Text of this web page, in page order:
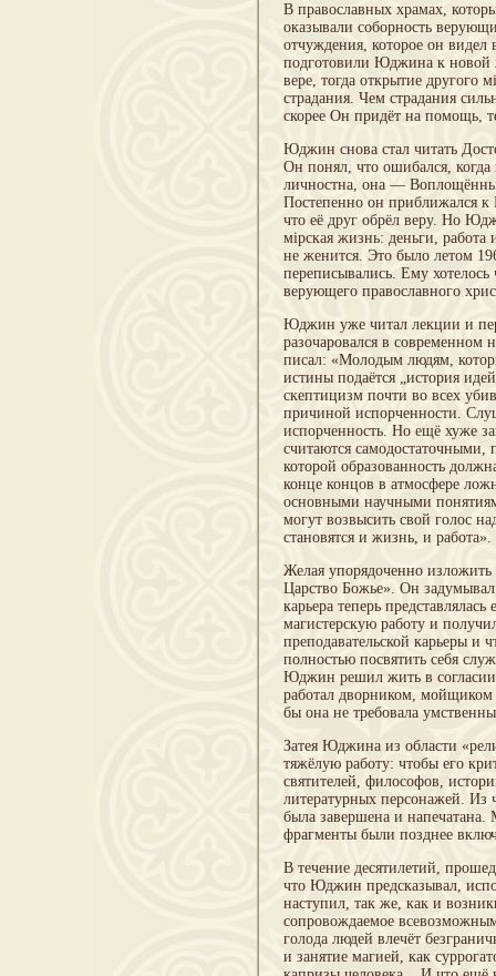
В православных храмах,
оказывали соборность
отчуждения, которое он видел
подготовили Юджина к новой
вере, тогда открытие другого
страдания. Чем страдания
скорее Он придёт на помощь,
Юджин снова стал читать
Он понял, что ошибался,
личностна, она —
Постепенно он приближался к
что её друг обрёл веру. Но
мірская жизнь: деньги,
не женится. Это было летом
переписывались. Ему
верующего православного
Юджин уже читал лекции и
разочаровался в современном
писал: «Молодым людям,
истины подаётся „история
скептицизм почти во всех
причиной испорченности.
испорченность. Но ещё хуже
считаются самодостаточными,
которой образованность
конце концов в атмосфере
основными научными
могут возвысить свой голос
становятся и жизнь, и работа».
Желая упорядоченно
Царство Божье». Он задумывал
карьера теперь
магистерскую работу и
преподавательской карьеры и
полностью посвятить себя
Юджин решил жить в согласии
работал дворником,
бы она не требовала
Затея Юджина из области
тяжёлую работу: чтобы его
святителей, философов,
литературных персонажей.
была завершена и
фрагменты были позднее
В течение десятилетий,
что Юджин предсказывал,
наступил, так же, как и
сопровождаемое
голода людей влечёт
и занятие магией, как